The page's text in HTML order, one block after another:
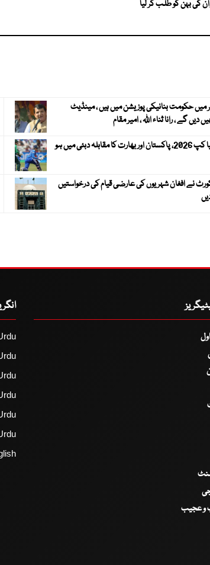
کی بہن کو طلب کر لیا
میں حکومت بنانیکی پوزیشن میں ہیں ، مینڈیٹ
دیں گے ، رانا ثناء اللہ ، امیر مقام
ویمنز ایشیا کپ 2026، پاکستان اور بھارت کا مقابلہ دبئی میں ہو
نے افغان شہریوں کی عارضی قیام کی درخواستیں
و عجیب